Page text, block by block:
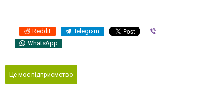
Reddit Telegram
WhatsApp
Це моє підприємство